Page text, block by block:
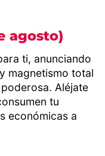
agosto)
ti, anunciando
magnetismo total
Aléjate
tu
económicas a